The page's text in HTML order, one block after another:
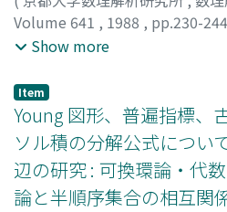
Volume 641 , 1988 , pp.230-244
有木, 進; 中邨, 博之
ナカムラ, ヒロユキ
Show more
Item
Young 図形、普遍指標、
ソル積の分解公式につい
辺の研究 : 可換環論・代
論と半順序集合の相互関